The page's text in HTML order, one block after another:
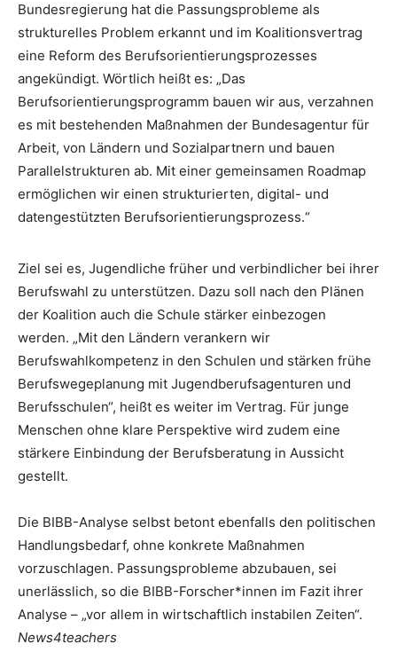
Bundesregierung hat die Passungsprobleme als
strukturelles Problem erkannt und im Koalitionsvertrag
eine Reform des Berufsorientierungsprozesses
angekündigt. Wörtlich heißt es: „Das
Berufsorientierungsprogramm bauen wir aus, verzahnen
es mit bestehenden Maßnahmen der Bundesagentur für
Arbeit, von Ländern und Sozialpartnern und bauen
Parallelstrukturen ab. Mit einer gemeinsamen Roadmap
ermöglichen wir einen strukturierten, digital- und
datengestützten Berufsorientierungsprozess.“
Ziel sei es, Jugendliche früher und verbindlicher bei ihrer
Berufswahl zu unterstützen. Dazu soll nach den Plänen
der Koalition auch die Schule stärker einbezogen
werden. „Mit den Ländern verankern wir
Berufswahlkompetenz in den Schulen und stärken frühe
Berufswegeplanung mit Jugendberufsagenturen und
Berufsschulen“, heißt es weiter im Vertrag. Für junge
Menschen ohne klare Perspektive wird zudem eine
stärkere Einbindung der Berufsberatung in Aussicht
gestellt.
Die BIBB-Analyse selbst betont ebenfalls den politischen
Handlungsbedarf, ohne konkrete Maßnahmen
vorzuschlagen. Passungsprobleme abzubauen, sei
unerlässlich, so die BIBB-Forscher*innen im Fazit ihrer
Analyse – „vor allem in wirtschaftlich instabilen Zeiten“.
News4teachers